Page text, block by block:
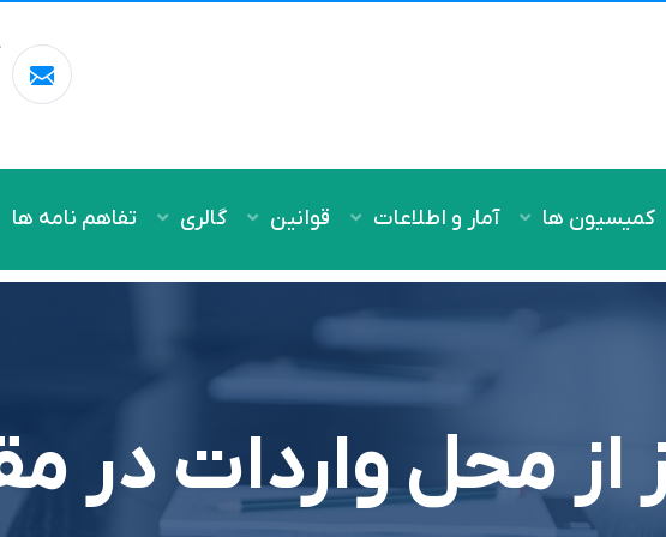
کمیسیون ها آمار و اطلاعات قوانین گالری تفاهم نامه ها
از محل واردات در